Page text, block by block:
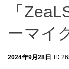
「
ーマイ
2024年9月28日